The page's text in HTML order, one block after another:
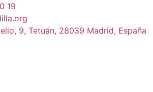
19
9, Tetuán, 28039 Madrid, España